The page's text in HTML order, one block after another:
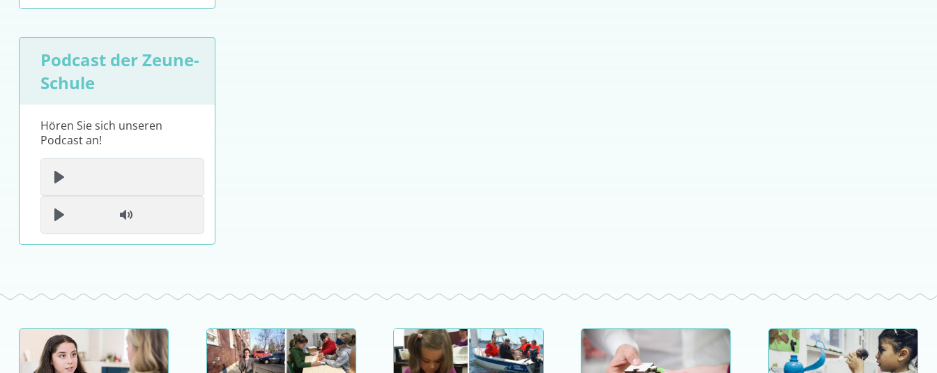
Podcast der Zeune-
Schule
Hören Sie sich unseren
Podcast an!